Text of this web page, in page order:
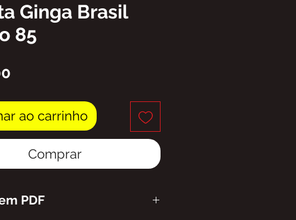
Ginga Brasil
85
ao carrinho
Comprar
PDF